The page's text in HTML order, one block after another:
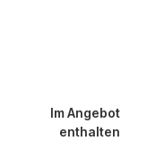
Im Angebot
enthalten